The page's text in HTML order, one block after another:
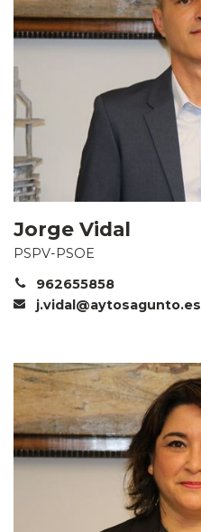
Jorge Vidal
PSPV-PSOE
962655858
j.vidal@aytosagunto.es